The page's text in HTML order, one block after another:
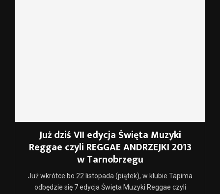
Już dziś VII edycja Święta Muzyki
Reggae czyli REGGAE ANDRZEJKI 2013
w Tarnobrzegu
Już wkrótce bo 22 listopada (piątek), w klubie Tapima
odbędzie się 7 edycja Święta Muzyki Reggae czyli